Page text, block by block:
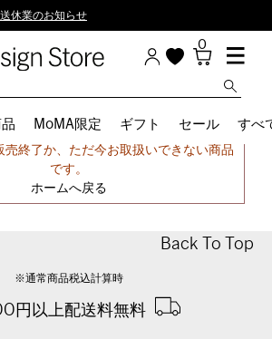
休業のお知らせ
0
MoMA限定 ギフト セール すべ
申し訳ございません。
売終了か、ただ今お取扱いできない商品
です。
ホームへ戻る
Back To Top
※通常商品税込計算時
円以上配送料無料